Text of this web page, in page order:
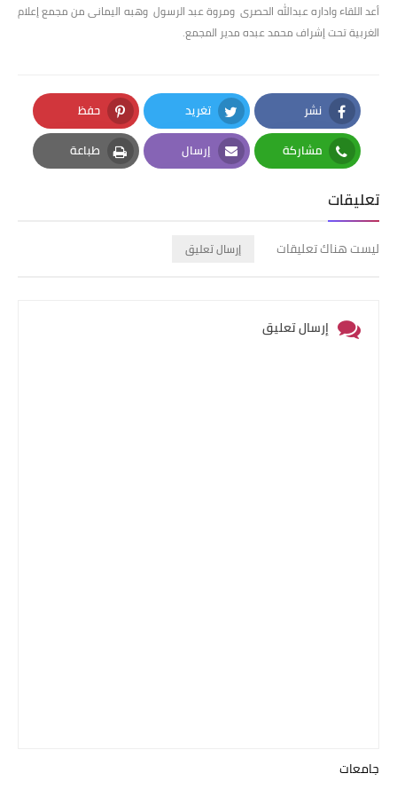
أعد اللقاء واداره عبدالله الحصرى ومروة عبد الرسول وهبه اليمانى من مجمع إعلام
الغربية تحت إشراف محمد عبده مدير المجمع.
نشر
Facebook
تغريد
Twitter
حفظ
Pinterest
مشاركة
Whatsapp
إرسال
Email
طباعة
Print
تعليقات
ليست هناك تعليقات إرسال تعليق
إرسال تعليق
جامعات